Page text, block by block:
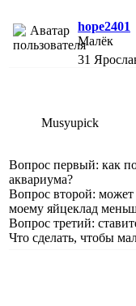
hope2401
Малёк
31
Musyupick
Вопрос первый: как
аквариума?
Вопрос второй: может
моему яйцеклад
Вопрос третий:
Что сделать, чтобы